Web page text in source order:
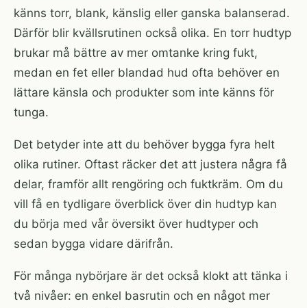
känns torr, blank, känslig eller ganska balanserad.
Därför blir kvällsrutinen också olika. En torr hudtyp
brukar må bättre av mer omtanke kring fukt,
medan en fet eller blandad hud ofta behöver en
lättare känsla och produkter som inte känns för
tunga.
Det betyder inte att du behöver bygga fyra helt
olika rutiner. Oftast räcker det att justera några få
delar, framför allt rengöring och fuktkräm. Om du
vill få en tydligare överblick över din hudtyp kan
du börja med vår översikt över hudtyper och
sedan bygga vidare därifrån.
För många nybörjare är det också klokt att tänka i
två nivåer: en enkel basrutin och en något mer